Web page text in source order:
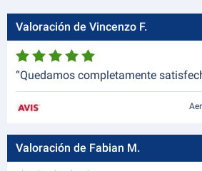
Valoración de Vincenzo F.
“Quedamos completamente
Valoración de Fabian M.